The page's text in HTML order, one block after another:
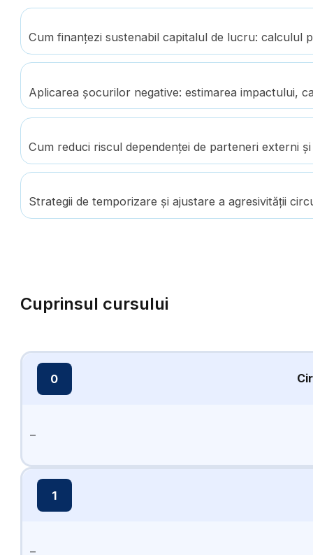
Cum finanțezi sustenabil capitalul de lucru: calculul
Aplicarea șocurilor negative: estimarea impactului,
Cum reduci riscul dependenței de parteneri externi
Strategii de temporizare și ajustare a agresivității
Cuprinsul cursului
0
–
1
–